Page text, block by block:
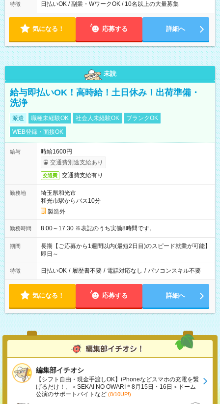
特徴 日払いOK / 副業・WワークOK / 10名以上の大量募集
気になる！ 応募する 詳細へ
未読
給与即払いOK！高時給！土日休み！出荷準備・
洗浄
派遣 職種未経験OK 社会人未経験OK
ブランクOK
WEB登録・面接OK
給与
時給1600円
交通費別途支給あり
交通費 交通費支給有り
勤務地
埼玉県和光市
和光市駅からバス10分
製造外
勤務時間 8:00～17:30 ※表記のうち実働8時間です。
期間
長期【ご応募から1週間以内(最短2日目)のスピード就業が可能】
即日～
特徴 日払いOK / 履歴書不要 / 電話対応なし / パソコンスキル不要
気になる！ 応募する 詳細へ
編集部イチオシ
【シフト自由・現金手渡しOK】iPhoneなどスマホの充電を繋
げるだけ！、＜SEKAI NO OWARI＊8月15日・16日＞ドーム
公演のサポートバイトなど (8/10UP!)